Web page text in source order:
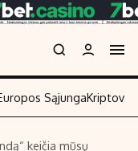
Sąjunga
keičia mūsų